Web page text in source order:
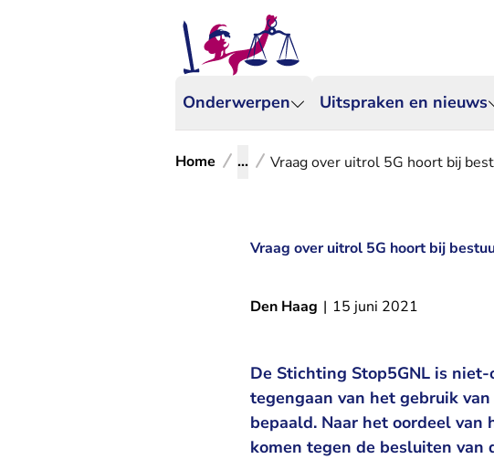
Onderwerpen Uitspraken en nieuws
Home ... Vraag over uitrol 5G hoort bij
Vraag over uitrol 5G hoort bij
Den Haag | 15 juni 2021
De Stichting Stop5GNL is
tegengaan van het gebruik
bepaald. Naar het oordeel
komen tegen de besluiten van